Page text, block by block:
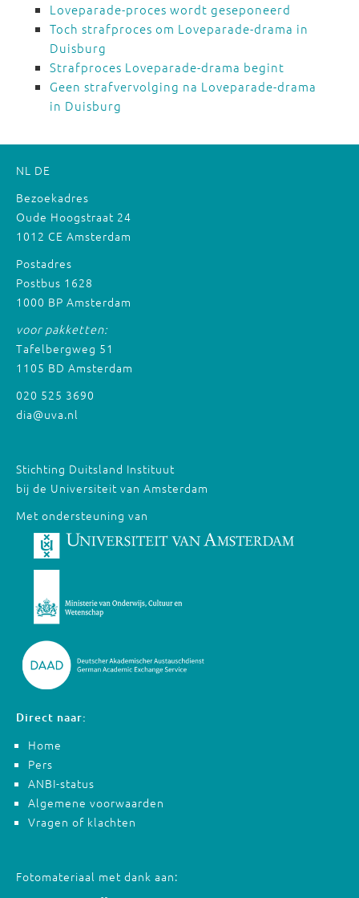
Loveparade-proces wordt geseponeerd
Toch strafproces om Loveparade-drama in
Duisburg
Strafproces Loveparade-drama begint
Geen strafvervolging na Loveparade-drama
in Duisburg
NL DE
Bezoekadres
Oude Hoogstraat 24
1012 CE Amsterdam
Postadres
Postbus 1628
1000 BP Amsterdam
voor pakketten:
Tafelbergweg 51
1105 BD Amsterdam
020 525 3690
dia@uva.nl
Stichting Duitsland Instituut
bij de Universiteit van Amsterdam
Met ondersteuning van
Direct naar:
Home
Pers
ANBI-status
Algemene voorwaarden
Vragen of klachten
Fotomateriaal met dank aan: